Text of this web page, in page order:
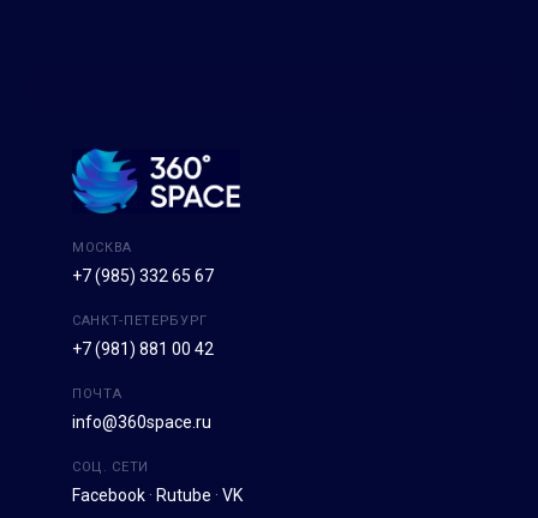
МОСКВА
+7 (985) 332 65 67
САНКТ-ПЕТЕРБУРГ
+7 (981) 881 00 42
ПОЧТА
info@360space.ru
СОЦ. СЕТИ
Facebook · Rutube · VK